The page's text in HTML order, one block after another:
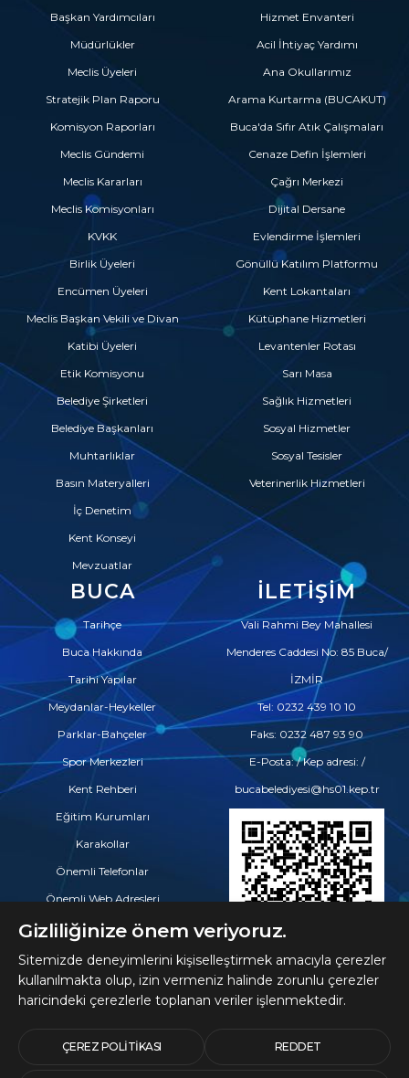
Başkan Yardımcıları
Müdürlükler
Meclis Üyeleri
Stratejik Plan Raporu
Komisyon Raporları
Meclis Gündemi
Meclis Kararları
Meclis Komisyonları
KVKK
Birlik Üyeleri
Encümen Üyeleri
Meclis Başkan Vekili ve Divan
Katibi Üyeleri
Etik Komisyonu
Belediye Şirketleri
Belediye Başkanları
Muhtarlıklar
Basın Materyalleri
İç Denetim
Kent Konseyi
Mevzuatlar
Hizmet Envanteri
Acil İhtiyaç Yardımı
Ana Okullarımız
Arama Kurtarma (BUCAKUT)
Buca'da Sıfır Atık Çalışmaları
Cenaze Defin İşlemleri
Çağrı Merkezi
Dijital Dersane
Evlendirme İşlemleri
Gönüllü Katılım Platformu
Kent Lokantaları
Kütüphane Hizmetleri
Levantenler Rotası
Sarı Masa
Sağlık Hizmetleri
Sosyal Hizmetler
Sosyal Tesisler
Veterinerlik Hizmetleri
BUCA
Tarihçe
Buca Hakkında
Tarihi Yapılar
Meydanlar-Heykeller
Parklar-Bahçeler
Spor Merkezleri
Kent Rehberi
Eğitim Kurumları
Karakollar
Önemli Telefonlar
Önemli Web Adresleri
Eczaneler
Hastaneler ve Tıp Merkezleri
İLETIŞIM
Vali Rahmi Bey Mahallesi
Menderes Caddesi No: 85 Buca/
İZMİR
Tel: 0232 439 10 10
Faks: 0232 487 93 90
E-Posta: / Kep adresi: /
bucabelediyesi@hs01.kep.tr
Gizliliğinize önem veriyoruz.
Sitemizde deneyimlerini kişiselleştirmek amacıyla çerezler
kullanılmakta olup, izin vermeniz halinde zorunlu çerezler
haricindeki çerezlerle toplanan veriler işlenmektedir.
ÇEREZ POLITIKASI REDDET